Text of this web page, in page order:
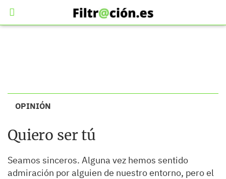
OPINIÓN
Quiero ser tú
Seamos sinceros. Alguna vez hemos sentido
admiración por alguien de nuestro entorno, pero el